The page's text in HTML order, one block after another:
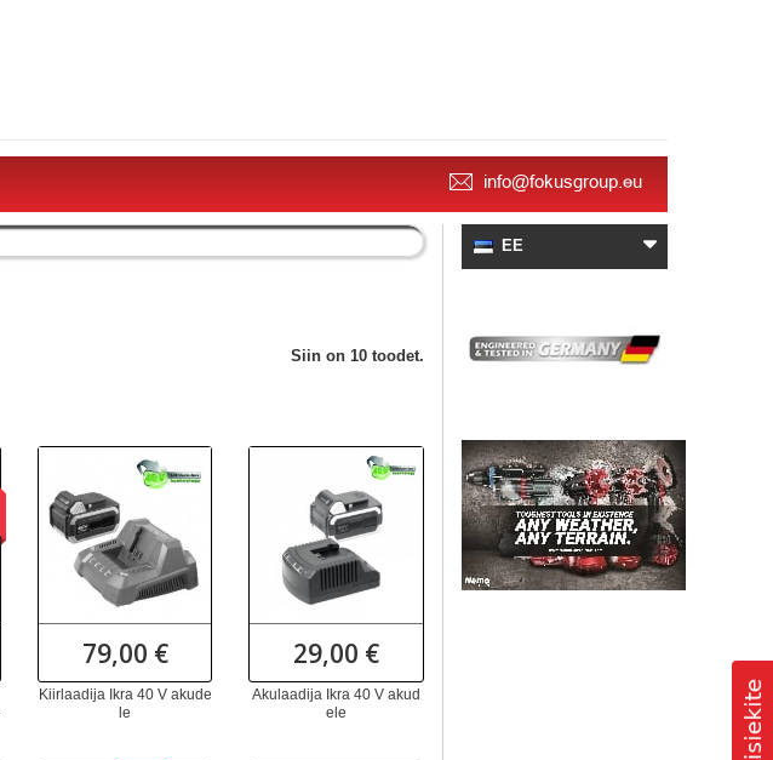
info@fokusgroup.eu
Siin on 10 toodet.
79,00 €
Kiirlaadija Ikra 40 V akude
le
29,00 €
Akulaadija Ikra 40 V akud
ele
EE